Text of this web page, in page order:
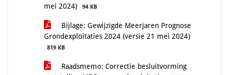
mei 2024)
94 KB
Bijlage: Gewijzigde Meerjaren Prognose
Grondexploitaties 2024 (versie 21 mei 2024)
819 KB
Raadsmemo: Correctie besluitvorming